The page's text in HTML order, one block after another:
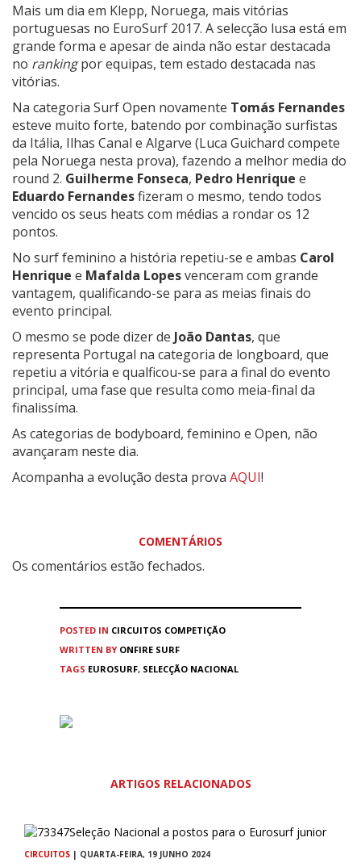
Mais um dia em Klepp, Noruega, mais vitórias
portuguesas no EuroSurf 2017. A selecção lusa está em
grande forma e apesar de ainda não estar destacada
no rankingpor equipas, tem estado destacada nas
vitórias.
Na categoria Surf Open novamente Tomás Fernandes
esteve muito forte, batendo por combinação surfistas
da Itália, Ilhas Canal e Algarve (Luca Guichard compete
pela Noruega nesta prova), fazendo a melhor media do
round 2. Guilherme Fonseca, Pedro Henrique e
Eduardo Fernandesfizeram o mesmo, tendo todos
vencido os seus heats com médias a rondar os 12
pontos.
No surf feminino a história repetiu-se e ambas Carol
Henrique e Mafalda Lopesvenceram com grande
vantagem, qualificando-se para as meias finais do
evento principal.
O mesmo se pode dizer de João Dantas, que
representa Portugal na categoria de longboard, que
repetiu a vitória e qualficou-se para a final do evento
principal, uma fase que resulta como meia-final da
finalissíma.
As categorias de bodyboard, feminino e Open, não
avançaram neste dia.
Acompanha a evolução desta prova AQUI!
COMENTÁRIOS
Os comentários estão fechados.
POSTED IN CIRCUITOS COMPETIÇÃO
WRITTEN BY ONFIRE SURF
TAGS EUROSURF, SELECÇÃO NACIONAL
ARTIGOS RELACIONADOS
CIRCUITOS | QUARTA-FEIRA, 19 JUNHO 2024